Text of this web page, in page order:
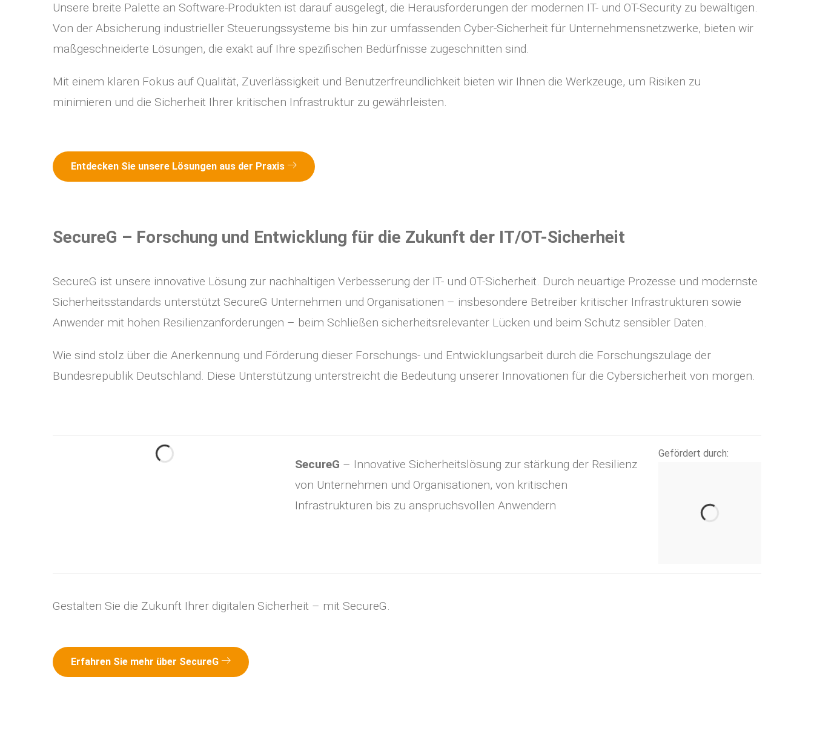
Unsere breite Palette an Software-Produkten ist darauf ausgelegt, die Herausforderungen der modernen IT- und OT-Security zu bewältigen.
Von der Absicherung industrieller Steuerungssysteme bis hin zur umfassenden Cyber-Sicherheit für Unternehmensnetzwerke, bieten wir
maßgeschneiderte Lösungen, die exakt auf Ihre spezifischen Bedürfnisse zugeschnitten sind.
Mit einem klaren Fokus auf Qualität, Zuverlässigkeit und Benutzerfreundlichkeit bieten wir Ihnen die Werkzeuge, um Risiken zu
minimieren und die Sicherheit Ihrer kritischen Infrastruktur zu gewährleisten.
Entdecken Sie unsere Lösungen aus der Praxis
SecureG – Forschung und Entwicklung für die Zukunft der IT‍/‍OT‍-‍Sicherheit
SecureG ist unsere innovative Lösung zur nachhaltigen Verbesserung der IT- und OT-Sicherheit. Durch neuartige Prozesse und modernste
Sicherheitsstandards unterstützt SecureG Unternehmen und Organisationen – insbesondere Betreiber kritischer Infrastrukturen sowie
Anwender mit hohen Resilienzanforderungen – beim Schließen sicherheitsrelevanter Lücken und beim Schutz sensibler Daten.
Wie sind stolz über die Anerkennung und Förderung dieser Forschungs- und Entwicklungsarbeit durch die Forschungszulage der
Bundesrepublik Deutschland. Diese Unterstützung unterstreicht die Bedeutung unserer Innovationen für die Cybersicherheit von morgen.
SecureG – Innovative Sicherheitslösung zur stärkung der Resilienz
von Unternehmen und Organisationen, von kritischen
Infrastrukturen bis zu anspruchsvollen Anwendern
Gefördert durch:
Gestalten Sie die Zukunft Ihrer digitalen Sicherheit – mit SecureG.
Erfahren Sie mehr über SecureG